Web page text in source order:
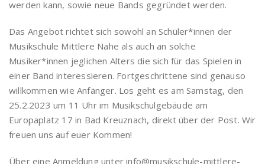
werden kann, sowie neue Bands gegründet werden.
Das Angebot richtet sich sowohl an Schüler*innen der
Musikschule Mittlere Nahe als auch an solche
Musiker*innen jeglichen Alters die sich für das Spielen in
einer Band interessieren. Fortgeschrittene sind genauso
willkommen wie Anfänger. Los geht es am Samstag, den
25.2.2023 um 11 Uhr im Musikschulgebäude am
Europaplatz 17 in Bad Kreuznach, direkt über der Post. Wir
freuen uns auf euer Kommen!
Über eine Anmeldung unter info@musikschule-mittlere-